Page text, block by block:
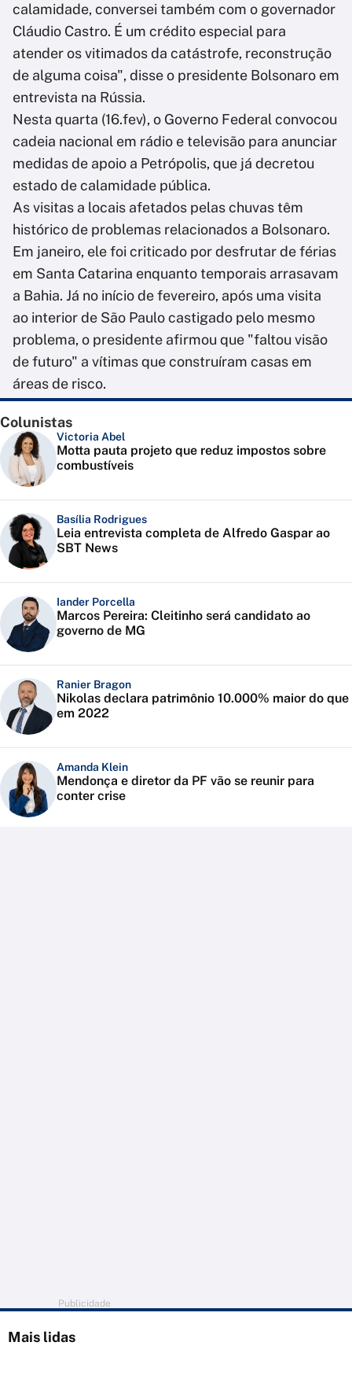
calamidade, conversei também com o governador
Cláudio Castro. É um crédito especial para
atender os vitimados da catástrofe, reconstrução
de alguma coisa", disse o presidente Bolsonaro em
entrevista na Rússia.
Nesta quarta (16.fev), o Governo Federal convocou
cadeia nacional em rádio e televisão para anunciar
medidas de apoio a Petrópolis, que já decretou
estado de calamidade pública.
As visitas a locais afetados pelas chuvas têm
histórico de problemas relacionados a Bolsonaro.
Em janeiro, ele foi criticado por desfrutar de férias
em Santa Catarina enquanto temporais arrasavam
a Bahia. Já no início de fevereiro, após uma visita
ao interior de São Paulo castigado pelo mesmo
problema, o presidente afirmou que "faltou visão
de futuro" a vítimas que construíram casas em
áreas de risco.
Colunistas
Victoria Abel
Motta pauta projeto que reduz impostos sobre
combustíveis
Basília Rodrigues
Leia entrevista completa de Alfredo Gaspar ao
SBT News
Iander Porcella
Marcos Pereira: Cleitinho será candidato ao
governo de MG
Ranier Bragon
Nikolas declara patrimônio 10.000% maior do que
em 2022
Amanda Klein
Mendonça e diretor da PF vão se reunir para
conter crise
Publicidade
Mais lidas